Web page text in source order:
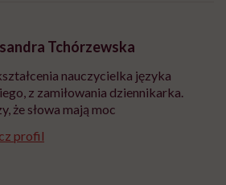
Tchórzewska
nauczycielka języka
z zamiłowania dziennikarka.
że słowa mają moc
profil